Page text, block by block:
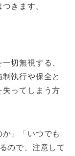
きます。
切無視する、
執行や保全と
ってしまう方
」「いつでも
ので、注意して